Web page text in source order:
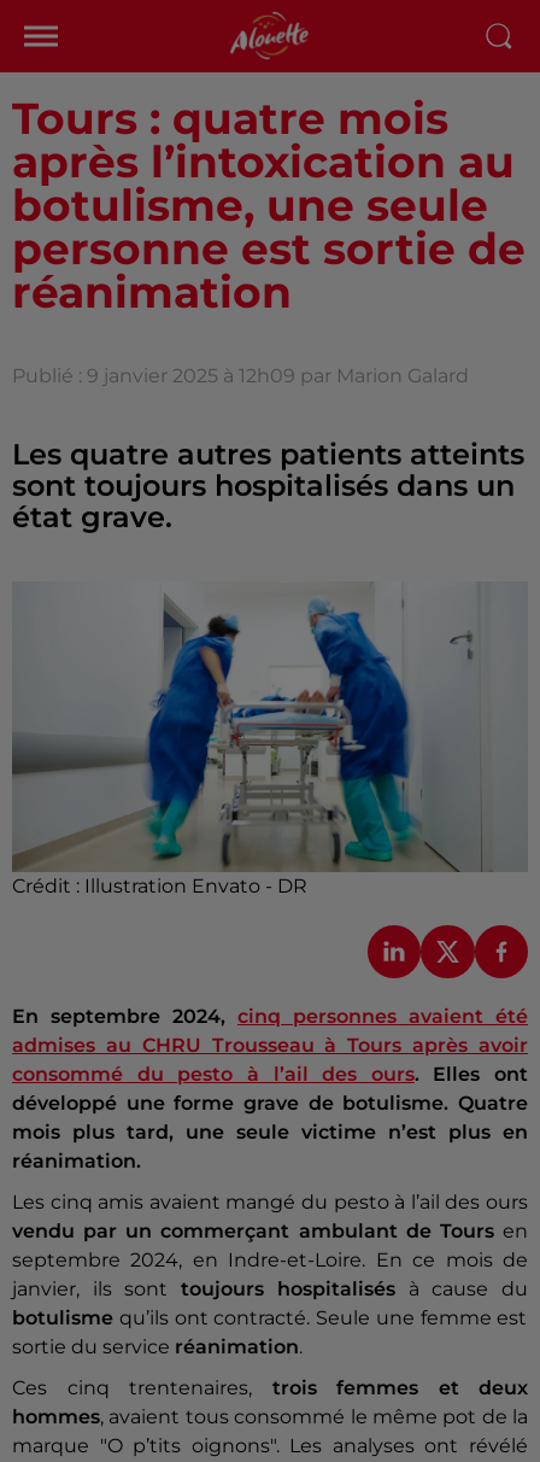
Tours : quatre mois
après l’intoxication au
botulisme, une seule
personne est sortie de
réanimation
Publié : 9 janvier 2025 à 12h09 par Marion Galard
Les quatre autres patients atteints
sont toujours hospitalisés dans un
état grave.
Crédit : Illustration Envato - DR
En septembre 2024, cinq personnes avaient été
admises au CHRU Trousseau à Tours après avoir
consommé du pesto à l’ail des ours. Elles ont
développé une forme grave de botulisme. Quatre
mois plus tard, une seule victime n’est plus en
réanimation.
Les cinq amis avaient mangé du pesto à l’ail des ours
vendu par un commerçant ambulant de Tours en
septembre 2024, en Indre-et-Loire. En ce mois de
janvier, ils sont toujours hospitalisésà cause du
botulisme qu’ils ont contracté. Seule une femme est
sortie du service réanimation.
Ces cinq trentenaires, trois femmes et deux
hommes, avaient tous consommé le même pot de la
marque "O p’tits oignons". Les analyses ont révélé